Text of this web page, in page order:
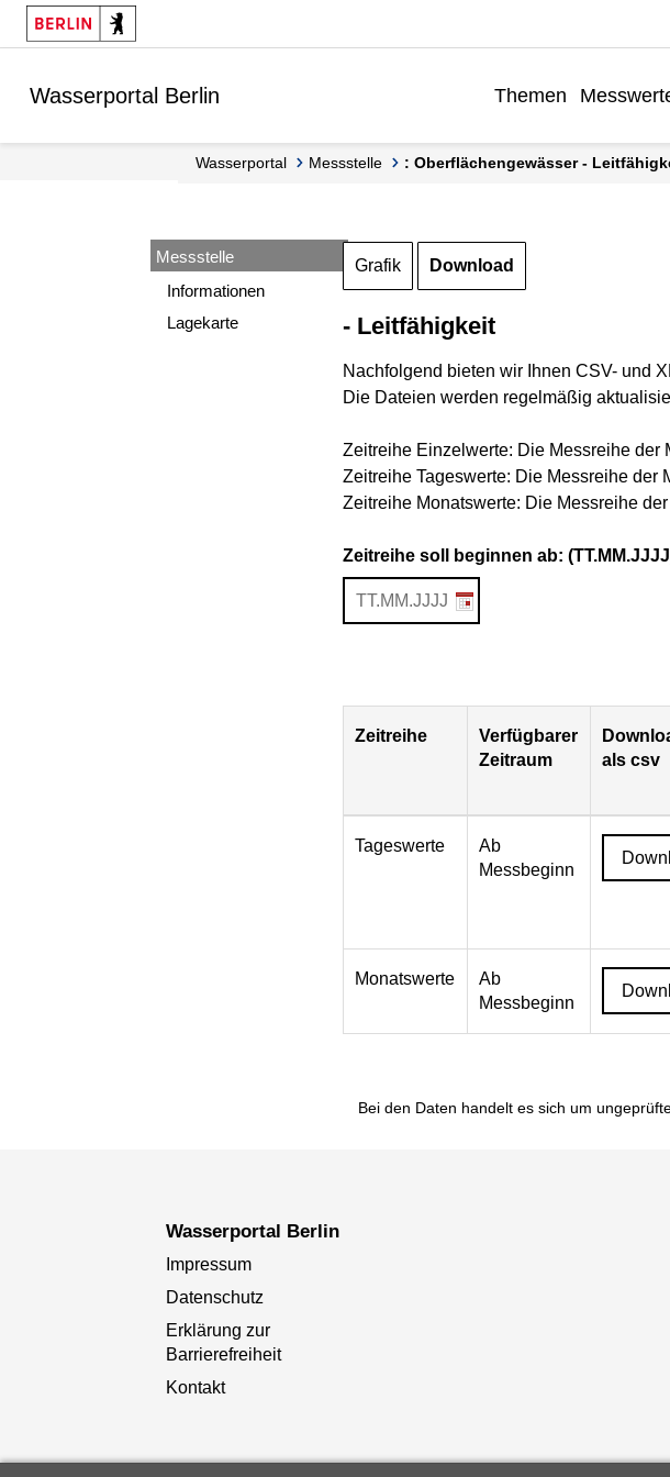
Springe zur Navigation
Springe zum Inhalt
Wasserportal Berlin Themen
Wasserportal Messstelle : Oberflächengewässer -
Messstelle
Informationen
Lagekarte
Grafik Download
- Leitfähigkeit
Nachfolgend bieten wir Ihnen CSV- und
Die Dateien werden regelmäßig
Zeitreihe Einzelwerte: Die Messreihe der
Zeitreihe Tageswerte: Die Messreihe der
Zeitreihe Monatswerte: Die Messreihe
Zeitreihe soll beginnen ab:
Zeitreihe
Verfügbarer
Zeitraum
als csv
Tageswerte
Ab
Messbeginn
Monatswerte
Ab
Messbeginn
Bei den Daten handelt es sich um
Wasserportal Berlin
Impressum
Datenschutz
Erklärung zur
Barrierefreiheit
Kontakt